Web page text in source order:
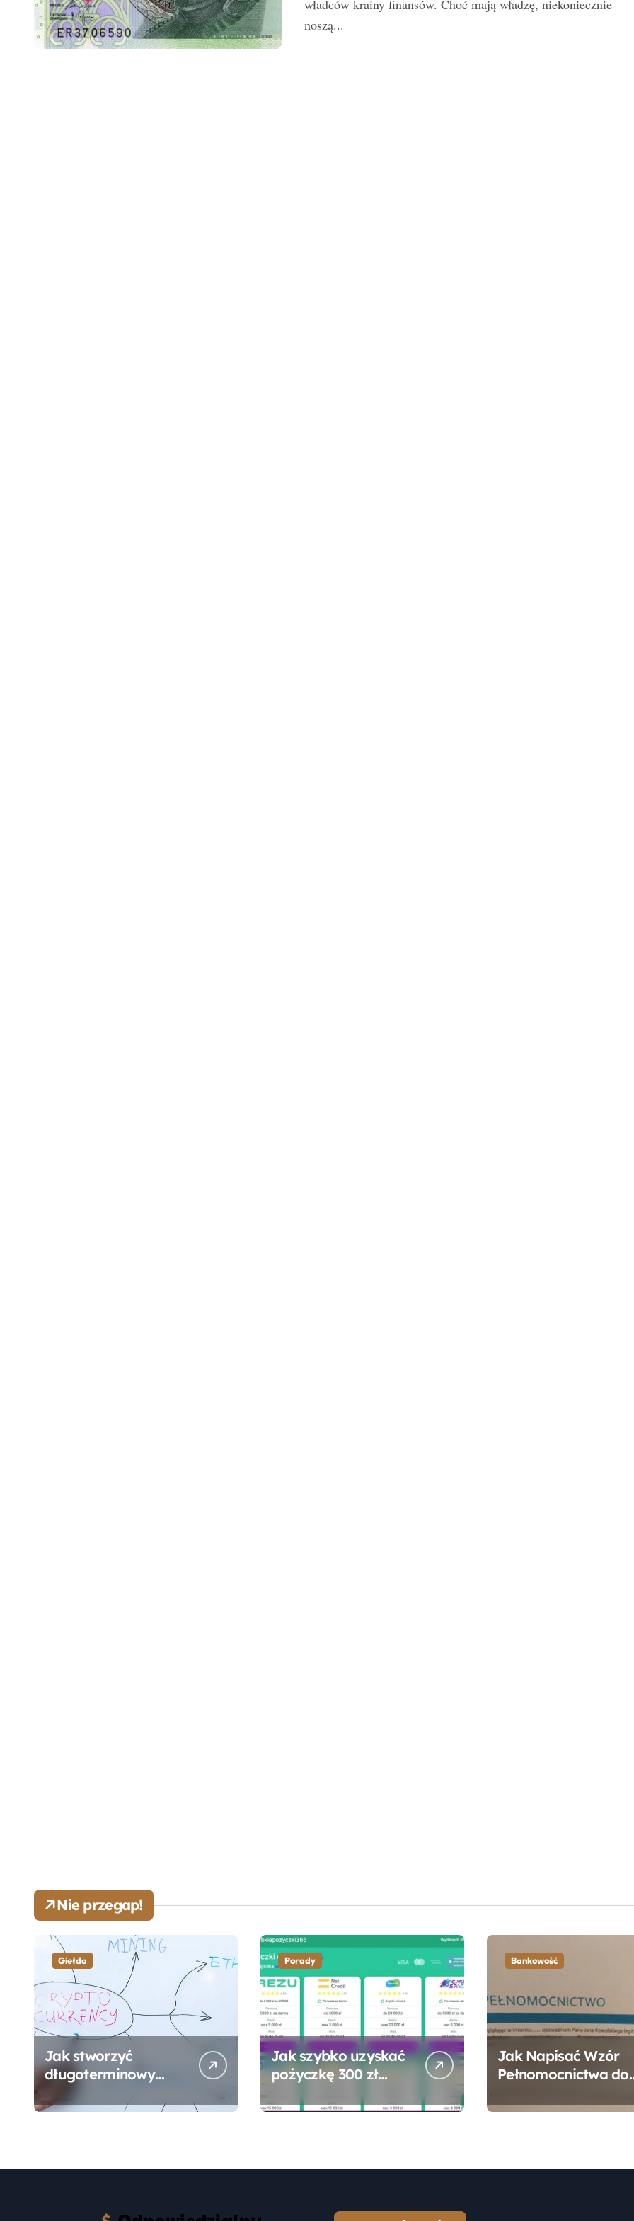
władców krainy finansów. Choć mają władzę, niekoniecznie
noszą...
Nie przegap!
Giełda
Jak stworzyć
długoterminowy
10-20 lat?
Porady
Jak szybko uzyskać
pożyczkę 300 zł
formalności?
Bankowość
Jak Napisać Wzór
Pełnomocnictwa do
Praktyczny